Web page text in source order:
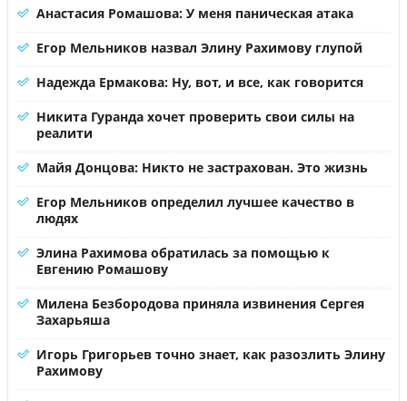
Анастасия Ромашова: У меня паническая атака
Егор Мельников назвал Элину Рахимову глупой
Надежда Ермакова: Ну, вот, и все, как говорится
Никита Гуранда хочет проверить свои силы на
реалити
Майя Донцова: Никто не застрахован. Это жизнь
Егор Мельников определил лучшее качество в
людях
Элина Рахимова обратилась за помощью к
Евгению Ромашову
Милена Безбородова приняла извинения Сергея
Захарьяша
Игорь Григорьев точно знает, как разозлить Элину
Рахимову